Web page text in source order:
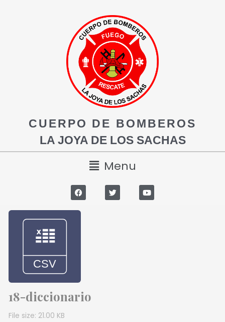
CUERPO DE BOMBEROS
LA JOYA DE LOS SACHAS
Menu
18-diccionario
File size: 21.00 KB